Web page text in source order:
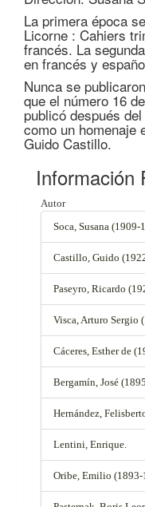
La primera época
Licorne : Cahiers
francés. La
en francés y
Nunca se
que el número 16
publicó después
como un homenaje
Guido Castillo.
Información
Autor
Soca, Susana (1909-
Castillo, Guido
Paseyro, Ricardo
Visca, Arturo Sergio
Cáceres, Esther de
Bergamín, José
Hernández,
Lentini, Enrique.
Oribe, Emilio (1893-